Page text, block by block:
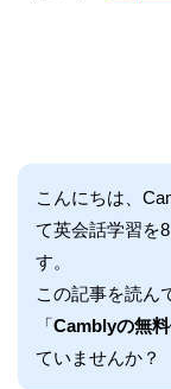
こんにちは、
て英会話学習を
す。
この記事を読ん
「 Camblyの無
ていませんか？